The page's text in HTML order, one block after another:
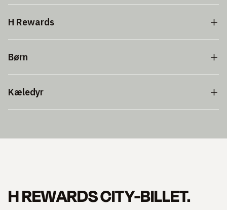
H Rewards
Børn
Kæledyr
H REWARDS CITY-BILLET.